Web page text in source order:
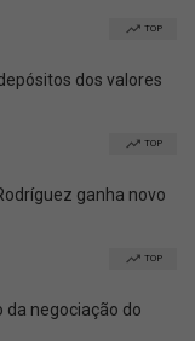
TOP
dos valores
TOP
ganha novo
TOP
da negociação do